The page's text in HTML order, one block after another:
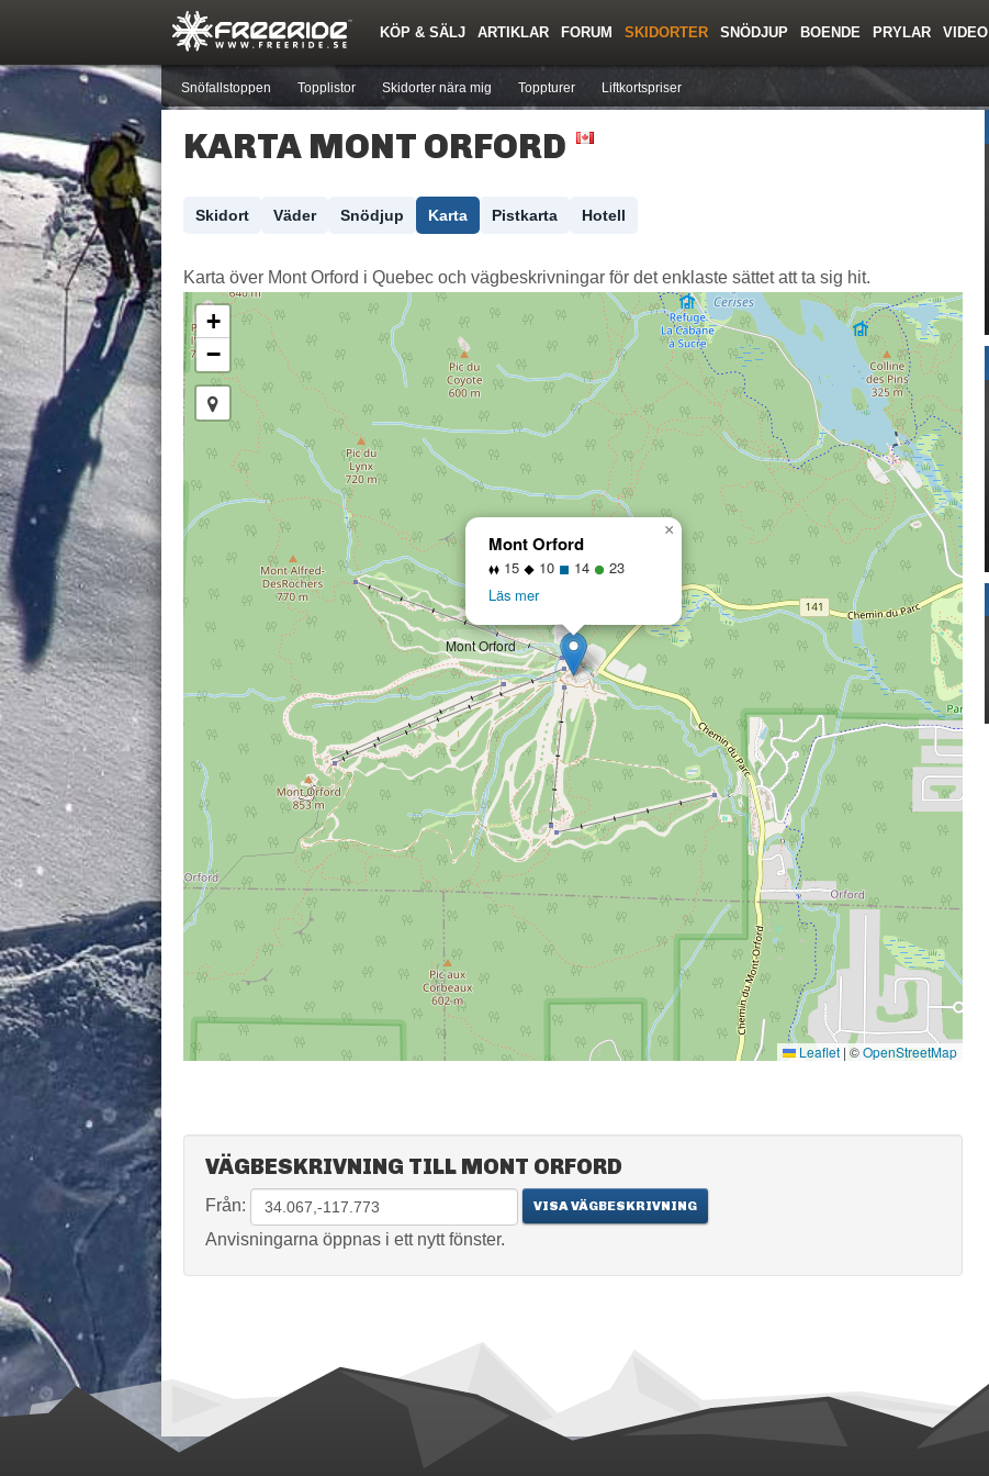
KÖP & SÄLJ ARTIKLAR
Nyheter Quiz Events
FORUM
Nya inlägg Forumlista
SKIDORTER
Snöfallstoppen Topplistor Skidorter nära mig Toppturer Liftkortspriser
SNÖDJUP BOENDE PRYLAR
Skidor Pjäxor
VIDEO
Årets Krasch
KARTA MONT ORFORD
Skidort Väder Snödjup Karta Pistkarta Hotell
Karta över Mont Orford i Quebec och vägbeskrivningar för det enklaste sättet att ta sig hit.
Mont Orford
Mont Orford
15 10 14
23
Läs mer
×
+
−
Leaflet | ©OpenStreetMap
VÄGBESKRIVNING TILL MONT ORFORD
Från:
Anvisningarna öppnas i ett nytt fönster.